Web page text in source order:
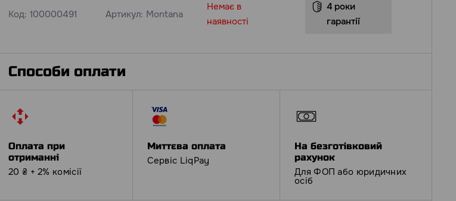
Код: 100000491 Артикул: Montana
Немає в
наявності
4 роки
гарантії
Способи оплати
Оплата при
отриманні
20 ₴ + 2% комісії
Миттєва оплата
Сервіс LiqPay
На безготівковий
рахунок
Для ФОП або юридичних
осіб